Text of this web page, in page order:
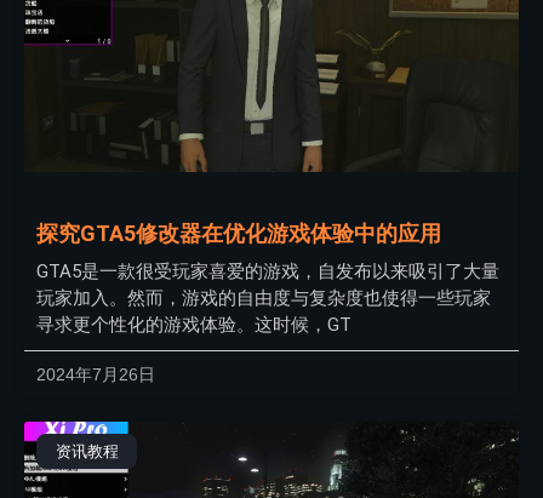
探究GTA5修改器在优化游戏体验中的应用
GTA5是一款很受玩家喜爱的游戏，自发布以来吸引了大量
玩家加入。然而，游戏的自由度与复杂度也使得一些玩家
寻求更个性化的游戏体验。这时候，GT
2024年7月26日
资讯教程